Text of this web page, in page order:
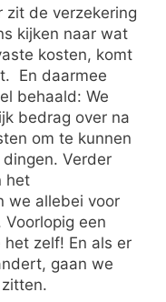
zit de verzekering
kijken naar wat
kosten, komt
En daarmee
behaald: We
bedrag over na
om te kunnen
Verder
het
we allebei voor
een
zelf! En als er
gaan we